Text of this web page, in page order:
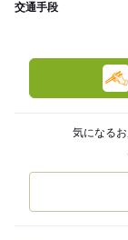
交通手段
気になる